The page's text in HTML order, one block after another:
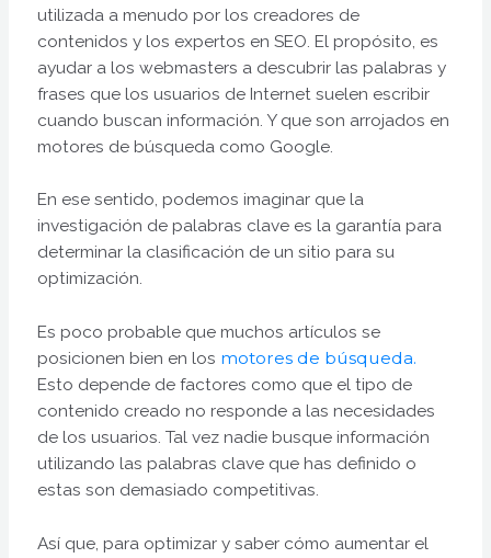
utilizada a menudo por los creadores de
contenidos y los expertos en SEO. El propósito, es
ayudar a los webmasters a descubrir las palabras y
frases que los usuarios de Internet suelen escribir
cuando buscan información. Y que son arrojados en
motores de búsqueda como Google.
En ese sentido, podemos imaginar que la
investigación de palabras clave es la garantía para
determinar la clasificación de un sitio para su
optimización.
Es poco probable que muchos artículos se
posicionen bien en los motores de búsqueda.
Esto depende de factores como que el tipo de
contenido creado no responde a las necesidades
de los usuarios. Tal vez nadie busque información
utilizando las palabras clave que has definido o
estas son demasiado competitivas.
Así que, para optimizar y saber cómo aumentar el